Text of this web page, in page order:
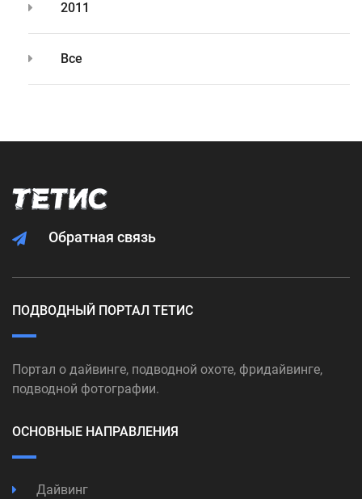
2011
Все
Обратная связь
ПОДВОДНЫЙ ПОРТАЛ ТЕТИС
Портал о дайвинге, подводной охоте, фридайвинге,
подводной фотографии.
ОСНОВНЫЕ НАПРАВЛЕНИЯ
Дайвинг